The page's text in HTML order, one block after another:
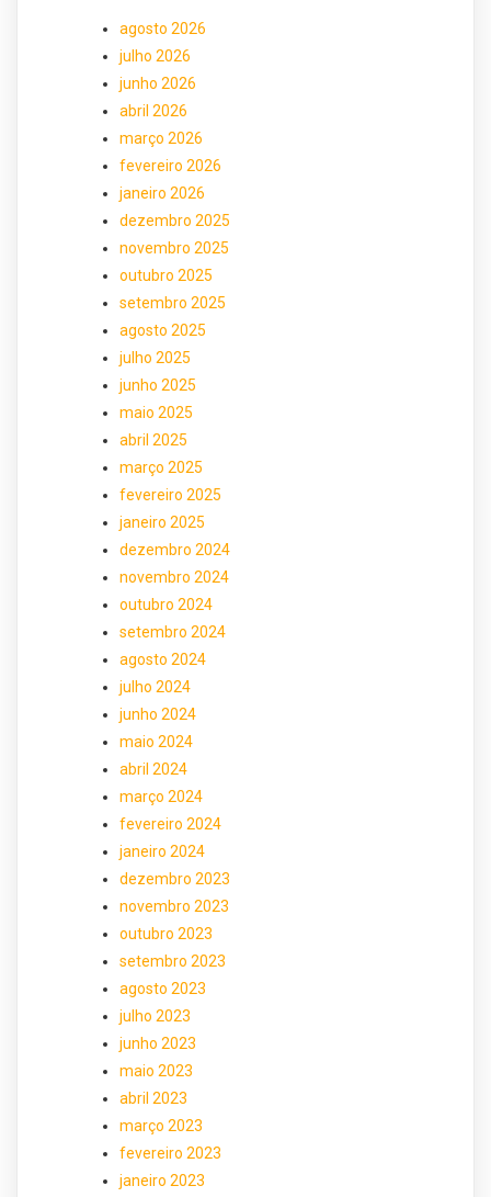
agosto 2026
julho 2026
junho 2026
abril 2026
março 2026
fevereiro 2026
janeiro 2026
dezembro 2025
novembro 2025
outubro 2025
setembro 2025
agosto 2025
julho 2025
junho 2025
maio 2025
abril 2025
março 2025
fevereiro 2025
janeiro 2025
dezembro 2024
novembro 2024
outubro 2024
setembro 2024
agosto 2024
julho 2024
junho 2024
maio 2024
abril 2024
março 2024
fevereiro 2024
janeiro 2024
dezembro 2023
novembro 2023
outubro 2023
setembro 2023
agosto 2023
julho 2023
junho 2023
maio 2023
abril 2023
março 2023
fevereiro 2023
janeiro 2023